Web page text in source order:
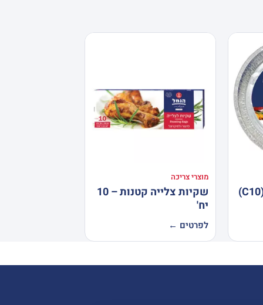
מוצרי צריכה
שקיות צלייה קטנות – 10
יח'
לפרטים ←